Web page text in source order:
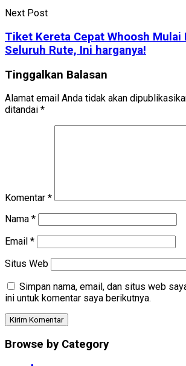
Next Post
Tiket Kereta Cepat Whoosh Mulai
Seluruh Rute, Ini harganya!
Tinggalkan Balasan
Alamat email Anda tidak akan
ditandai *
Komentar *
Nama *
Email *
Situs Web
Simpan nama, email, dan situs web
ini untuk komentar saya berikutnya.
Browse by Category